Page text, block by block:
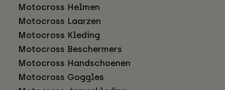
Motocross Helmen
Motocross Laarzen
Motocross Kleding
Motocross Beschermers
Motocross Handschoenen
Motocross Goggles